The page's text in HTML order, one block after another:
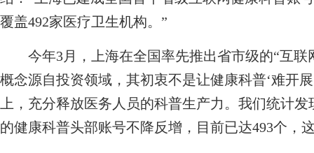
覆盖492家医疗卫生机构。”
今年3月，上海在全国率先推出省市级的“互联
概念源自投资领域，其初衷不是让健康科普‘难开
上，充分释放医务人员的科普生产力。我们统计
的健康科普头部账号不降反增，目前已达493个，